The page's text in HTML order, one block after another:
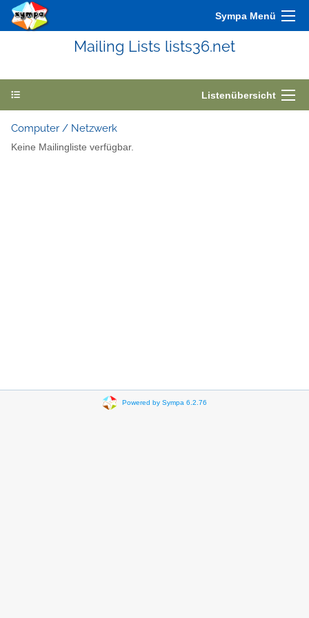
Sympa Menü
Mailing Lists lists36.net
Listenübersicht
Computer / Netzwerk
Keine Mailingliste verfügbar.
Powered by Sympa 6.2.76